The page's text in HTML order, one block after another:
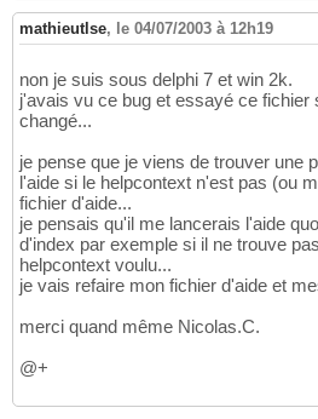
mathieutlse, le 04/07/2003 à 12h19
non je suis sous delphi 7 et win 2k.
j'avais vu ce bug et essayé ce fichier
changé...
je pense que je viens de trouver une
l'aide si le helpcontext n'est pas (ou
fichier d'aide...
je pensais qu'il me lancerais l'aide
d'index par exemple si il ne trouve
helpcontext voulu...
je vais refaire mon fichier d'aide et
merci quand même Nicolas.C.
@+